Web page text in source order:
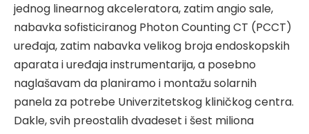
jednog linearnog akceleratora, zatim angio sale,
nabavka sofisticiranog Photon Counting CT (PCCT)
uređaja, zatim nabavka velikog broja endoskopskih
aparata i uređaja instrumentarija, a posebno
naglašavam da planiramo i montažu solarnih
panela za potrebe Univerzitetskog kliničkog centra.
Dakle, svih preostalih dvadeset i šest miliona